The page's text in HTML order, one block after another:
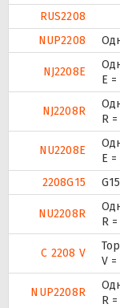
RUS2208
NUP2208
NJ2208E
Е
NJ2208R
R
NU2208E
Е
2208G15
NU2208R
R
C 2208 V
V
NUP2208R
R